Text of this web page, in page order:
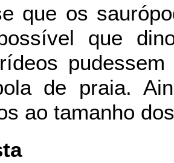
que os
que
de praia.
ao tamanho